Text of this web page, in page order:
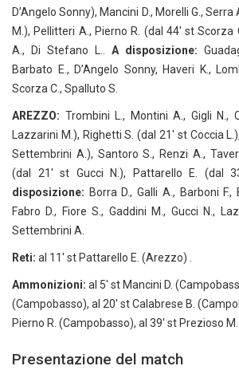
D’Angelo Sonny), Mancini D., Morelli G.,
M.), Pellitteri A., Pierno R. (dal 44′ st Scorza
A., Di Stefano L.. A disposizione:
Barbato E., D’Angelo Sonny, Haveri K.,
Scorza C., Spalluto S.
AREZZO: Trombini L., Montini A., Gigli N.,
Lazzarini M.), Righetti S. (dal 21′ st Coccia
Settembrini A.), Santoro S., Renzi A.,
(dal 21′ st Gucci N.), Pattarello E. (dal
disposizione: Borra D., Galli A., Barboni F.,
Fabro D., Fiore S., Gaddini M., Gucci N.,
Settembrini A.
Reti: al 11′ st Pattarello E. (Arezzo) .
Ammonizioni: al 5′ st Mancini D.
(Campobasso), al 20′ st Calabrese B.
Pierno R. (Campobasso), al 39′ st Prezioso
Presentazione del match